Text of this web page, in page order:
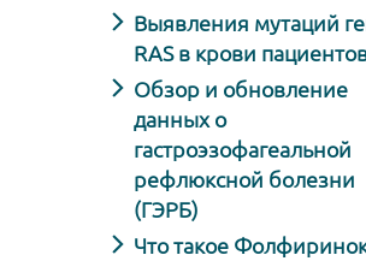
Выявления мутаций
RAS в крови
Обзор и обновление
данных о
гастроэзофагеальной
рефлюксной болезни
(ГЭРБ)
Что такое